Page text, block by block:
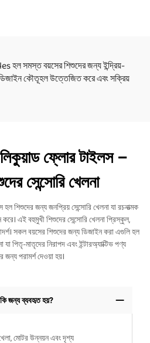
সমস্ত বয়সের শিশুদের জন্য ইন্দ্রিয়-
কৌতূহল উত্তেজিত করে এবং সক্রিয়
ফ্লোর টাইলস –
সেন্সোরি খেলনা
শিশুদের জন্য জনপ্রিয় সেন্সোরি খেলনা যা রচনাত্মক
এই বহুমুখী শিশুদের সেন্সোরি খেলনা প্রিস্কুল,
সকল বয়সের শিশুদের জন্য ডিজাইন করা এগুলি হল
যা পিতৃ-মাতৃদের নিরাপদ এবং ইন্টারঅ্যাক্টিভ পণ্য
জন্য পরামর্শ দেওয়া হয়।
জন্য ব্যবহৃত হয়?
মোটর উন্নয়ন এবং দৃশ্য